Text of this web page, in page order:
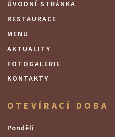
ÚVODNÍ STRÁNKA
RESTAURACE
MENU
AKTUALITY
FOTOGALERIE
KONTAKTY
OTEVÍRACÍ DOBA
Pondělí